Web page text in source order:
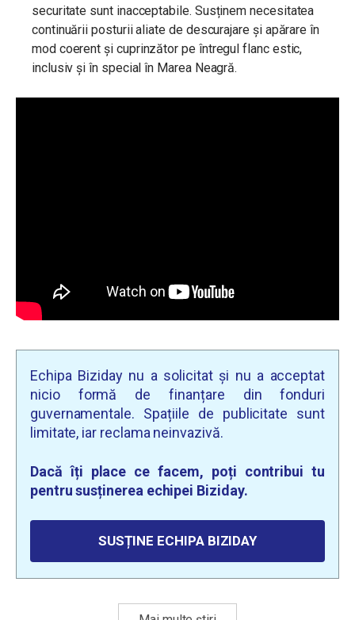
securitate sunt inacceptabile. Susținem necesitatea
continuării posturii aliate de descurajare și apărare în
mod coerent și cuprinzător pe întregul flanc estic,
inclusiv și în special în Marea Neagră.
Echipa Biziday nu a solicitat și nu a acceptat
nicio formă de finanțare din fonduri
guvernamentale. Spațiile de publicitate sunt
limitate, iar reclama neinvazivă.
Dacă îți place ce facem, poți contribui tu
pentru susținerea echipei Biziday.
SUSȚINE ECHIPA BIZIDAY